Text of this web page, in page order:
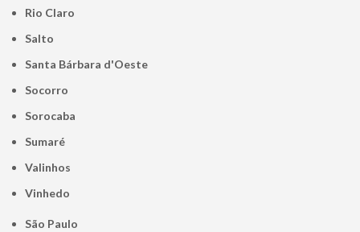
Rio Claro
Salto
Santa Bárbara d'Oeste
Socorro
Sorocaba
Sumaré
Valinhos
Vinhedo
São Paulo